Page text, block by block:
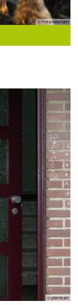
© Petra Neumann
© pfarreigen